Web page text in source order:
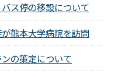
バス停の移設について
熊本大学病院を訪問
の策定について